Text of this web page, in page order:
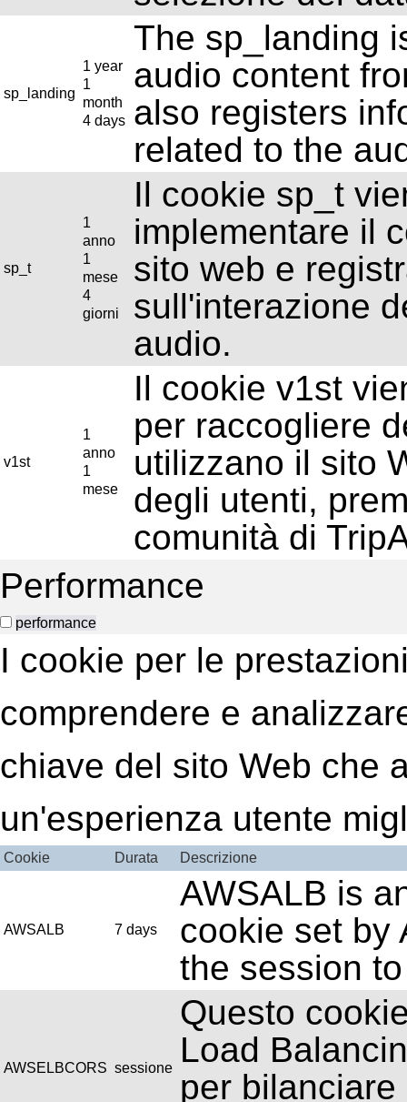
sp_landing
1 year
1
month
4 days
The sp_landing
audio content
also registers
related to the
sp_t
1
anno
1
mese
4
giorni
Il cookie sp_t
implementare il
sito web e
sull'interazione
audio.
v1st
1
anno
1
mese
Il cookie v1st
per raccogliere
utilizzano il sito
degli utenti,
comunità di
Performance
performance
I cookie per le
comprendere e
chiave del sito Web che
un'esperienza utente
Cookie Durata Descrizione
AWSALB 7 days
AWSALB is
cookie set by
the session
AWSELBCORS sessione
Questo
Load
per